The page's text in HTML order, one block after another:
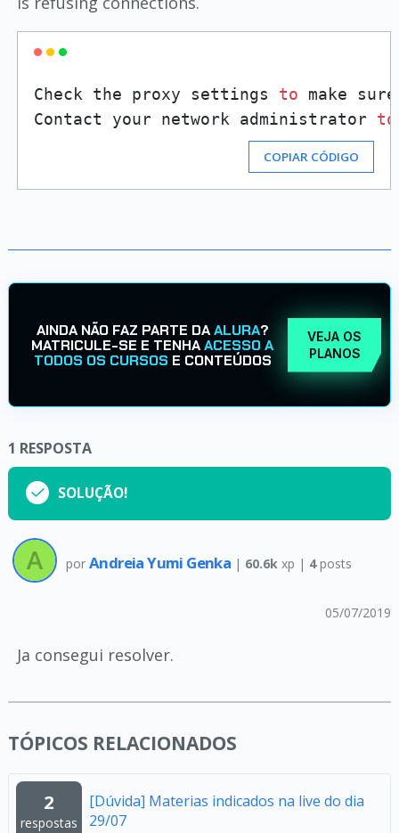
Check the proxy settings to make
Contact your network administrator to
COPIAR CÓDIGO
AINDA NÃO FAZ PARTE DAALURA?
MATRICULE-SE E TENHAACESSO A
TODOS OS CURSOS E CONTEÚDOS
VEJA OS
PLANOS
1 RESPOSTA
SOLUÇÃO!
por Andreia Yumi Genka | 60.6k xp | 4posts
05/07/2019
Ja consegui resolver.
TÓPICOS RELACIONADOS
2
respostas
[Dúvida] Materias indicados na live do dia
29/07